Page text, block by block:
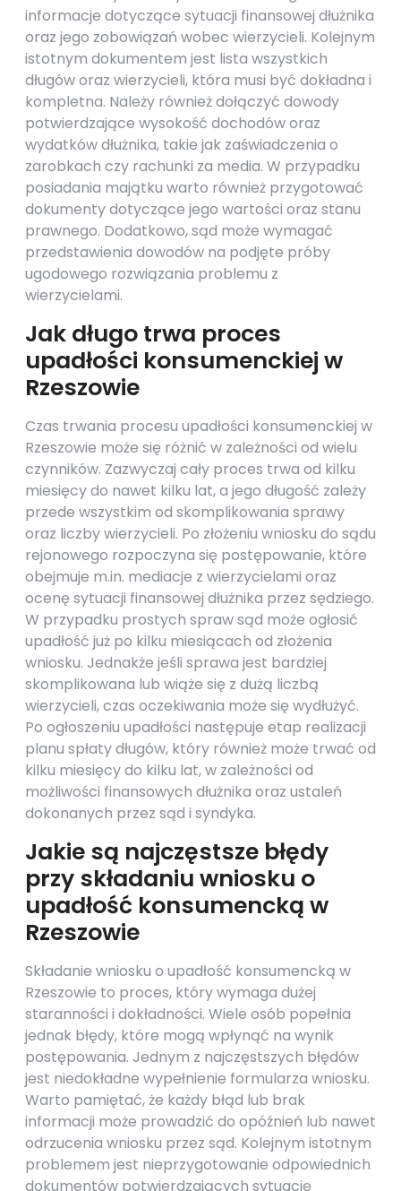
informacje dotyczące sytuacji finansowej dłużnika
oraz jego zobowiązań wobec wierzycieli. Kolejnym
istotnym dokumentem jest lista wszystkich
długów oraz wierzycieli, która musi być dokładna i
kompletna. Należy również dołączyć dowody
potwierdzające wysokość dochodów oraz
wydatków dłużnika, takie jak zaświadczenia o
zarobkach czy rachunki za media. W przypadku
posiadania majątku warto również przygotować
dokumenty dotyczące jego wartości oraz stanu
prawnego. Dodatkowo, sąd może wymagać
przedstawienia dowodów na podjęte próby
ugodowego rozwiązania problemu z
wierzycielami.
Jak długo trwa proces
upadłości konsumenckiej w
Rzeszowie
Czas trwania procesu upadłości konsumenckiej w
Rzeszowie może się różnić w zależności od wielu
czynników. Zazwyczaj cały proces trwa od kilku
miesięcy do nawet kilku lat, a jego długość zależy
przede wszystkim od skomplikowania sprawy
oraz liczby wierzycieli. Po złożeniu wniosku do sądu
rejonowego rozpoczyna się postępowanie, które
obejmuje m.in. mediacje z wierzycielami oraz
ocenę sytuacji finansowej dłużnika przez sędziego.
W przypadku prostych spraw sąd może ogłosić
upadłość już po kilku miesiącach od złożenia
wniosku. Jednakże jeśli sprawa jest bardziej
skomplikowana lub wiąże się z dużą liczbą
wierzycieli, czas oczekiwania może się wydłużyć.
Po ogłoszeniu upadłości następuje etap realizacji
planu spłaty długów, który również może trwać od
kilku miesięcy do kilku lat, w zależności od
możliwości finansowych dłużnika oraz ustaleń
dokonanych przez sąd i syndyka.
Jakie są najczęstsze błędy
przy składaniu wniosku o
upadłość konsumencką w
Rzeszowie
Składanie wniosku o upadłość konsumencką w
Rzeszowie to proces, który wymaga dużej
staranności i dokładności. Wiele osób popełnia
jednak błędy, które mogą wpłynąć na wynik
postępowania. Jednym z najczęstszych błędów
jest niedokładne wypełnienie formularza wniosku.
Warto pamiętać, że każdy błąd lub brak
informacji może prowadzić do opóźnień lub nawet
odrzucenia wniosku przez sąd. Kolejnym istotnym
problemem jest nieprzygotowanie odpowiednich
dokumentów potwierdzających sytuację